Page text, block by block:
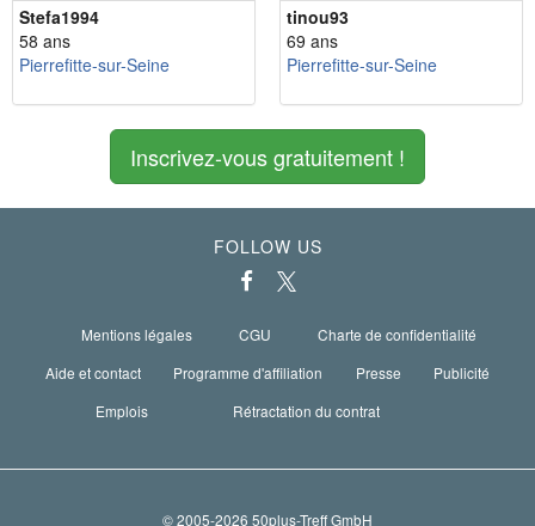
Stefa1994
58 ans
Pierrefitte-sur-Seine
tinou93
69 ans
Pierrefitte-sur-Seine
Inscrivez-vous gratuitement !
FOLLOW US
Mentions légales CGU
Charte de confidentialité
Aide et contact
Programme d'affiliation Presse
Publicité
Emplois
Rétractation du contrat
© 2005-2026 50plus-Treff GmbH